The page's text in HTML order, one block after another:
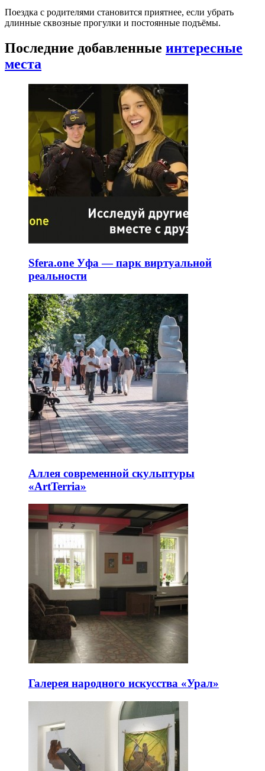
Поездка с родителями становится приятнее, если убрать
длинные сквозные прогулки и постоянные подъёмы.
Последние добавленные интересные
места
Sfera.one Уфа — парк виртуальной
реальности
Аллея современной скульптуры
«ArtTerria»
Галерея народного искусства «Урал»